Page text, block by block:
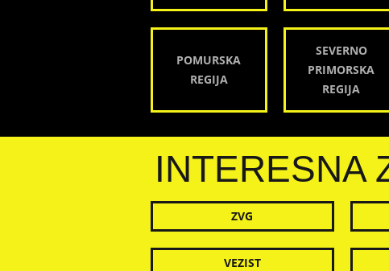
POMURSKA
REGIJA
SEVERNO
PRIMORSKA
REGIJA
INTERESNA
ZVG
VEZIST